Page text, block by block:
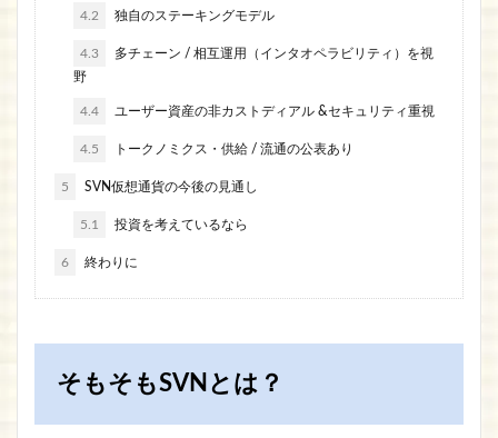
4.2 独自のステーキングモデル
4.3
多チェーン / 相互運用（インタオペラビリティ）を視
野
4.4 ユーザー資産の非カストディアル &セキュリティ重視
4.5 トークノミクス・供給 / 流通の公表あり
5 SVN仮想通貨の今後の見通し
5.1 投資を考えているなら
6 終わりに
そもそもSVNとは？